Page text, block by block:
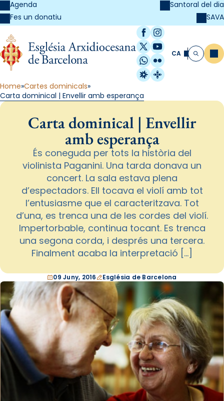
Agenda
Fes un donatiu
Santoral del dia
SAVA
Facebook
Instagram
X / Twitter
YouTube
WhatsApp
Flickr
Radio Estel
Catalunya
CA Cerca
Home Cartes dominicals
Carta dominical | Envellir amb esperança
Carta dominical | Envellir
amb esperança
És coneguda per tots la història del
violinista Paganini. Una tarda donava un
concert. La sala estava plena
d’espectadors. Ell tocava el violí amb tot
l’entusiasme que el caracteritzava. Tot
d’una, es trenca una de les cordes del violí.
Impertorbable, continua tocant. Es trenca
una segona corda, i després una tercera.
Finalment acaba la interpretació […]
09 Juny, 2016 Església de Barcelona